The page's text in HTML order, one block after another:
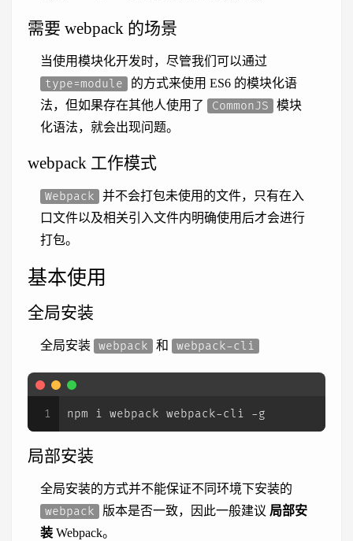
需要 webpack 的场景
当使用模块化开发时，尽管我们可以通过
type=module
的方式来使用 ES6 的模块化语
法，但如果存在其他人使用了
CommonJS
模块
化语法，就会出现问题。
webpack 工作模式
Webpack
并不会打包未使用的文件，只有在入
口文件以及相关引入文件内明确使用后才会进行
打包。
基本使用
全局安装
全局安装 webpack 和 webpack-cli
1 npm i webpack webpack-cli -g
局部安装
全局安装的方式并不能保证不同环境下安装的
webpack
版本是否一致，因此一般建议 局部安
装 Webpack。